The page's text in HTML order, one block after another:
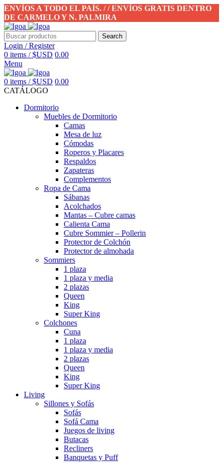
ENVÍOS A TODO EL PAÍS. / / ENVÍOS GRATIS DENTRO
DE CARMELO Y N. PALMIRA
Search
Login / Register
0 items / $USD 0.00
Menu
0 items / $USD 0.00
CATÁLOGO
Dormitorio
Muebles de Dormitorio
Camas
Mesa de luz
Cómodas
Roperos y Placares
Respaldos
Zapateras
Complementos
Ropa de Cama
Sábanas
Acolchados
Mantas – Cubre camas
Calienta Cama
Cubre Sommier – Pollerin
Protector de Colchón
Protector de almohada
Sommiers
1 plaza
1 plaza y media
2 plazas
Queen
King
Super King
Colchones
Cuna
1 plaza
1 plaza y media
2 plazas
Queen
King
Super King
Living
Sillones y Sofás
Sofás
Sofá Cama
Juegos de living
Butacas
Recliners
Banquetas y Puff